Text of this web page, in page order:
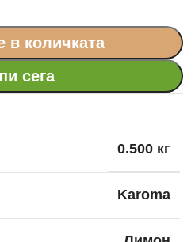
в количката
сега
0.500 кг
Karoma